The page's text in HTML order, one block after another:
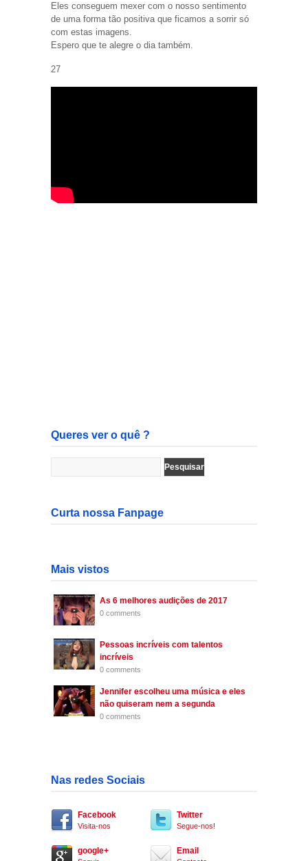
Eles conseguem mexer com o nosso sentimento
de uma forma tão positiva que ficamos a sorrir só
com estas imagens.
Espero que te alegre o dia também.
27
Queres ver o quê ?
Curta nossa Fanpage
Mais vistos
As 6 melhores audições de 2017
0 comments
Pessoas incríveis com talentos
incríveis
0 comments
Jennifer escolheu uma música e eles
não quiseram nem a segunda
0 comments
Nas redes Sociais
Facebook
Visita-nos
Twitter
Segue-nos!
google+ Email